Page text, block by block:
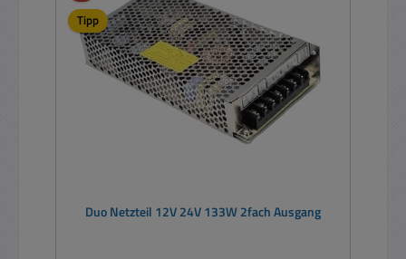
Tipp
Duo Netzteil 12V 24V 133W 2fach Ausgang